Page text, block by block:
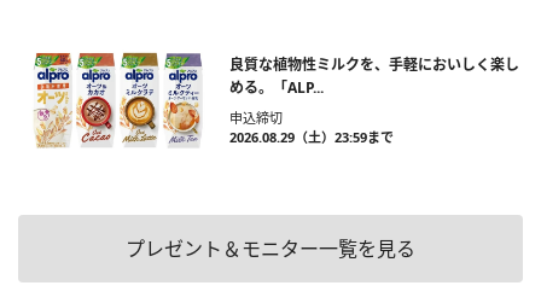
良質な植物性ミルクを、手軽においしく楽し
める。「ALP...
申込締切
2026.08.29（土）23:59まで
プレゼント＆モニター一覧を見る